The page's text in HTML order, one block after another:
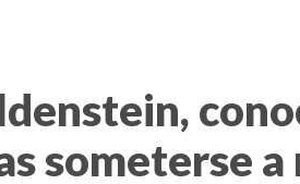
someterse a